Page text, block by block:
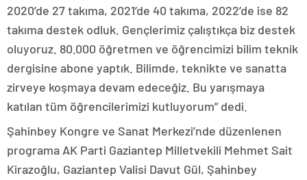
2020’de 27 takıma, 2021’de 40 takıma, 2022’de ise 82
takıma destek odluk. Gençlerimiz çalıştıkça biz destek
oluyoruz. 80.000 öğretmen ve öğrencimizi bilim teknik
dergisine abone yaptık. Bilimde, teknikte ve sanatta
zirveye koşmaya devam edeceğiz. Bu yarışmaya
katılan tüm öğrencilerimizi kutluyorum” dedi.
Şahinbey Kongre ve Sanat Merkezi’nde düzenlenen
programa AK Parti Gaziantep Milletvekili Mehmet Sait
Kirazoğlu, Gaziantep Valisi Davut Gül, Şahinbey